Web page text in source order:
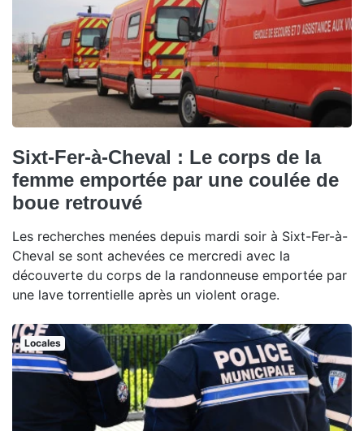
Sixt-Fer-à-Cheval : Le corps de la
femme emportée par une coulée de
boue retrouvé
Les recherches menées depuis mardi soir à Sixt-Fer-à-
Cheval se sont achevées ce mercredi avec la
découverte du corps de la randonneuse emportée par
une lave torrentielle après un violent orage.
Locales